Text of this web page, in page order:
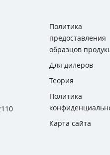
Политика
предоставления
образцов
Для дилеров
Теория
Политика
Карта сайта